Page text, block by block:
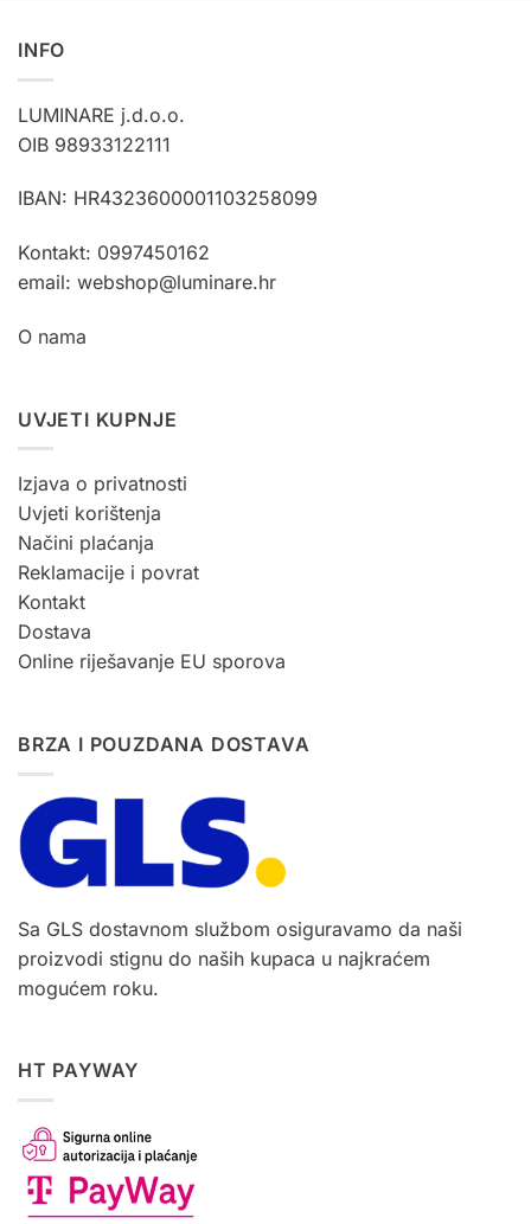
proizvoda
INFO
LUMINARE j.d.o.o.
OIB 98933122111
IBAN: HR4323600001103258099
Kontakt: 0997450162
email: webshop@luminare.hr
O nama
UVJETI KUPNJE
Izjava o privatnosti
Uvjeti korištenja
Načini plaćanja
Reklamacije i povrat
Kontakt
Dostava
Online riješavanje EU sporova
BRZA I POUZDANA DOSTAVA
Sa GLS dostavnom službom osiguravamo da naši
proizvodi stignu do naših kupaca u najkraćem
mogućem roku.
HT PAYWAY